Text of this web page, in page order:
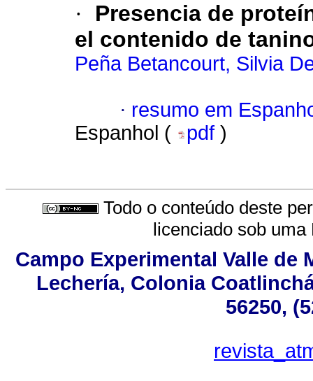
·
Presencia de
el contenido de
Peña Betancourt, Silvia
· resumo em
Espanhol (
pdf )
Todo o conteúdo deste
licenciado sob uma
Campo Experimental Valle de
Lechería, Colonia
56250,